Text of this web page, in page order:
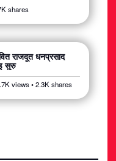
shares
राजदूत धनप्रसाद
सुरु
views • 2.3K shares